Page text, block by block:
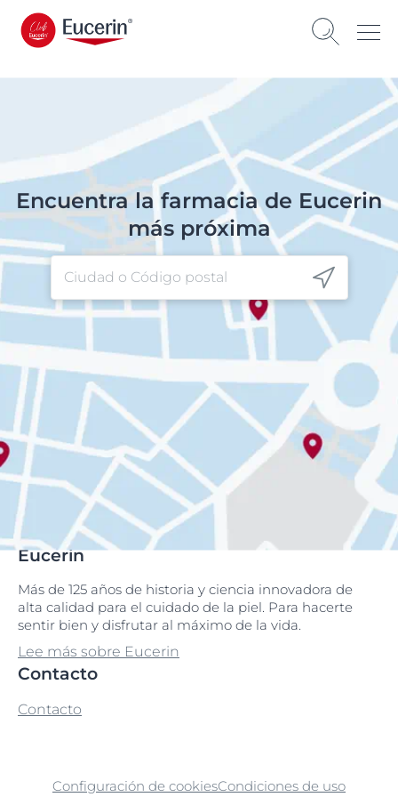
Encuentra la farmacia de Eucerin
más próxima
Eucerin
Más de 125 años de historia y ciencia innovadora de
alta calidad para el cuidado de la piel. Para hacerte
sentir bien y disfrutar al máximo de la vida.
Lee más sobre Eucerin
Contacto
Contacto
Configuración de cookiesCondiciones de uso